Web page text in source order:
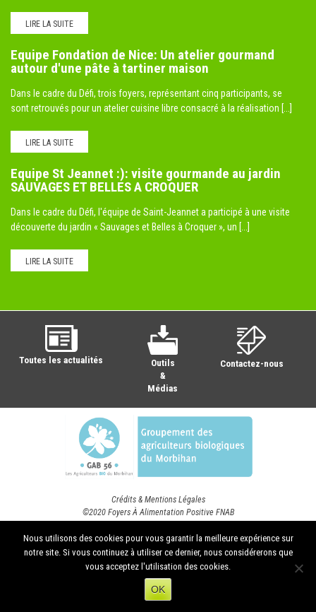
LIRE LA SUITE
Equipe Fondation de Nice: Un atelier gourmand
autour d'une pâte à tartiner maison
Dans le cadre du Défi, trois foyers, représentant cinq participants, se
sont retrouvés pour un atelier cuisine libre consacré à la réalisation [...]
LIRE LA SUITE
Equipe St Jeannet :): visite gourmande au jardin
SAUVAGES ET BELLES A CROQUER
Dans le cadre du Défi, l'équipe de Saint-Jeannet a participé à une visite
découverte du jardin « Sauvages et Belles à Croquer », un [...]
LIRE LA SUITE
Toutes les actualités
Outils
&
Médias
Contactez-nous
Crédits & Mentions Légales
©2020 Foyers À Alimentation Positive FNAB
Nous utilisons des cookies pour vous garantir la meilleure expérience sur
notre site. Si vous continuez à utiliser ce dernier, nous considérerons que
vous acceptez l'utilisation des cookies.
OK